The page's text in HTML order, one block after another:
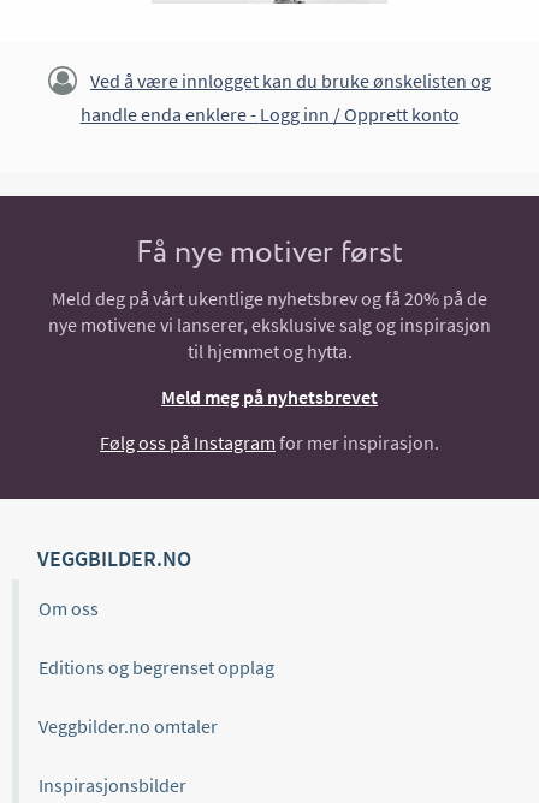
Ved å være innlogget kan du bruke ønskelisten og
handle enda enklere - Logg inn / Opprett konto
Få nye motiver først
Meld deg på vårt ukentlige nyhetsbrev og få 20% på de
nye motivene vi lanserer, eksklusive salg og inspirasjon
til hjemmet og hytta.
Meld meg på nyhetsbrevet
Følg oss på Instagram for mer inspirasjon.
VEGGBILDER.NO
Om oss
Editions og begrenset opplag
Veggbilder.no omtaler
Inspirasjonsbilder